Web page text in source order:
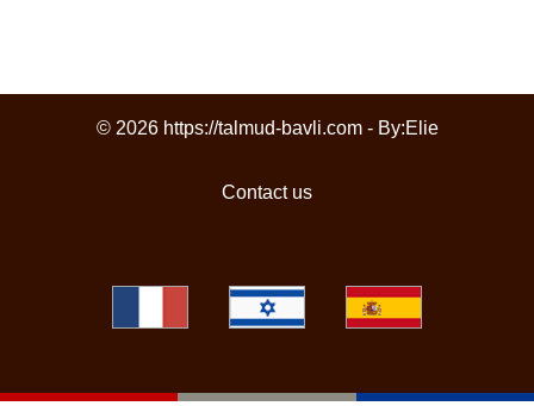
© 2026 https://talmud-bavli.com - By:Elie
Contact us